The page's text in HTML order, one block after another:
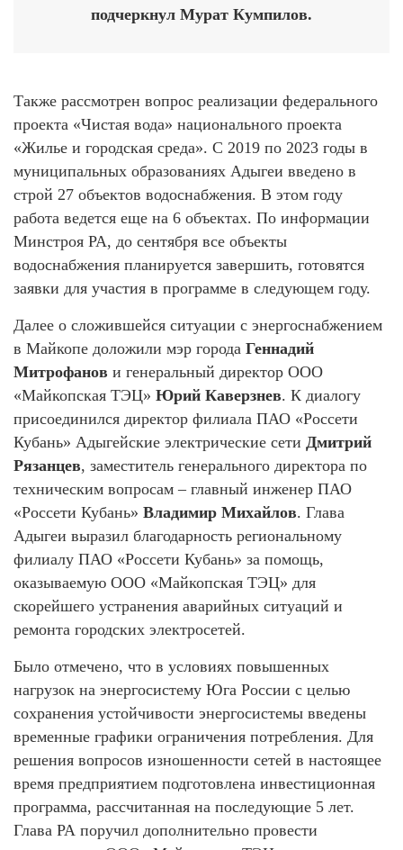
подчеркнул Мурат Кумпилов.
Также рассмотрен вопрос реализации федерального
проекта «Чистая вода» национального проекта
«Жилье и городская среда». С 2019 по 2023 годы в
муниципальных образованиях Адыгеи введено в
строй 27 объектов водоснабжения. В этом году
работа ведется еще на 6 объектах. По информации
Минстроя РА, до сентября все объекты
водоснабжения планируется завершить, готовятся
заявки для участия в программе в следующем году.
Далее о сложившейся ситуации с энергоснабжением
в Майкопе доложили мэр города Геннадий
Митрофанов и генеральный директор ООО
«Майкопская ТЭЦ» Юрий Каверзнев. К диалогу
присоединился директор филиала ПАО «Россети
Кубань» Адыгейские электрические сети Дмитрий
Рязанцев, заместитель генерального директора по
техническим вопросам – главный инженер ПАО
«Россети Кубань» Владимир Михайлов. Глава
Адыгеи выразил благодарность региональному
филиалу ПАО «Россети Кубань» за помощь,
оказываемую ООО «Майкопская ТЭЦ» для
скорейшего устранения аварийных ситуаций и
ремонта городских электросетей.
Было отмечено, что в условиях повышенных
нагрузок на энергосистему Юга России с целью
сохранения устойчивости энергосистемы введены
временные графики ограничения потребления. Для
решения вопросов изношенности сетей в настоящее
время предприятием подготовлена инвестиционная
программа, рассчитанная на последующие 5 лет.
Глава РА поручил дополнительно провести